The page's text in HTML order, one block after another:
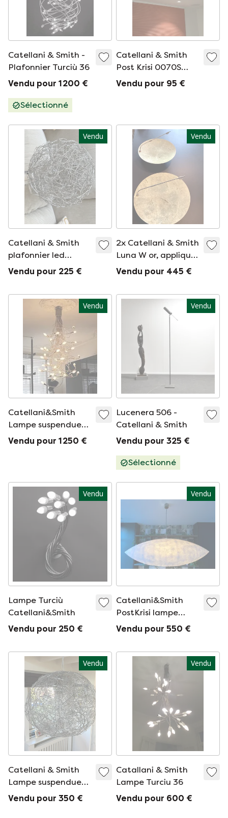
Catellani & Smith -
Plafonnier Turciù 36
Vendu pour 1 200 €
Sélectionné
Catellani & Smith
Post Krisi 0070S
Plafonnier
Vendu pour 95 €
Vendu
Catellani & Smith
plafonnier led
dimmable
Vendu pour 225 €
Vendu
2x Catellani & Smith
Luna W or, appliques
murales
Vendu pour 445 €
Vendu
Catellani&Smith
Lampe suspendue
Turciu 21
Vendu pour 1 250 €
Vendu
Lucenera 506 -
Catellani & Smith
Vendu pour 325 €
Sélectionné
Vendu
Lampe Turciù
Catellani&Smith
Vendu pour 250 €
Vendu
Catellani&Smith
PostKrisi lampe
suspendue
Vendu pour 550 €
Vendu
Catellani & Smith
Lampe suspendue
Fil de fer allu
Vendu pour 350 €
Vendu
Catallani & Smith
Lampe Turciu 36
Vendu pour 600 €